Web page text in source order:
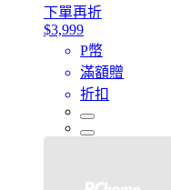
下單再折
$3,999
P幣
滿額贈
折扣